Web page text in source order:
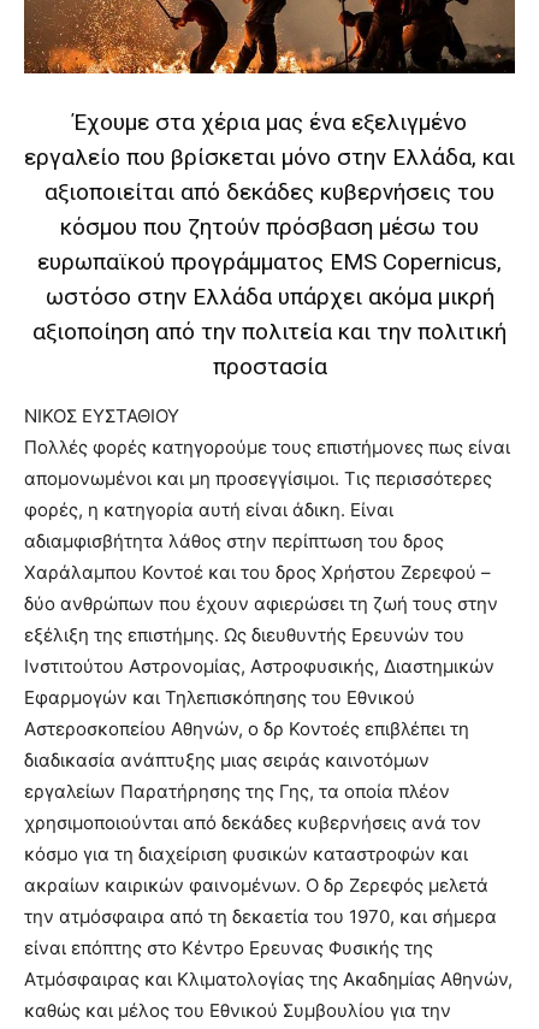
you
the
meaning
pornhun
hd
porn
Έχουμε στα χέρια μας ένα εξελιγμένο
εργαλείο που βρίσκεται μόνο στην Ελλάδα, και
αξιοποιείται από δεκάδες κυβερνήσεις του
κόσμου που ζητούν πρόσβαση μέσω του
ευρωπαϊκού προγράμματος EMS Copernicus,
ωστόσο στην Ελλάδα υπάρχει ακόμα μικρή
αξιοποίηση από την πολιτεία και την πολιτική
προστασία
ΝΙΚΟΣ ΕΥΣΤΑΘΙΟΥ
Πολλές φορές κατηγορούμε τους επιστήμονες πως είναι
απομονωμένοι και μη προσεγγίσιμοι. Τις περισσότερες
φορές, η κατηγορία αυτή είναι άδικη. Είναι
αδιαμφισβήτητα λάθος στην περίπτωση του δρος
Χαράλαμπου Κοντοέ και του δρος Χρήστου Ζερεφού –
δύο ανθρώπων που έχουν αφιερώσει τη ζωή τους στην
εξέλιξη της επιστήμης. Ως διευθυντής Ερευνών του
Ινστιτούτου Αστρονομίας, Αστροφυσικής, Διαστημικών
Εφαρμογών και Τηλεπισκόπησης του Εθνικού
Αστεροσκοπείου Αθηνών, ο δρ Κοντοές επιβλέπει τη
διαδικασία ανάπτυξης μιας σειράς καινοτόμων
εργαλείων Παρατήρησης της Γης, τα οποία πλέον
χρησιμοποιούνται από δεκάδες κυβερνήσεις ανά τον
κόσμο για τη διαχείριση φυσικών καταστροφών και
ακραίων καιρικών φαινομένων. Ο δρ Ζερεφός μελετά
την ατμόσφαιρα από τη δεκαετία του 1970, και σήμερα
είναι επόπτης στο Κέντρο Ερευνας Φυσικής της
Ατμόσφαιρας και Κλιματολογίας της Ακαδημίας Αθηνών,
καθώς και μέλος του Εθνικού Συμβουλίου για την